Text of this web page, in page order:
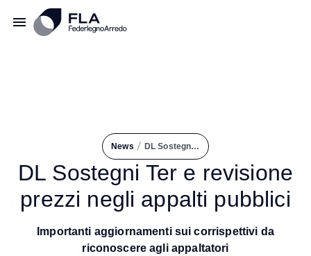
News / DL Sostegni Ter e Revisione Prezzi Negli Appalti Pubblici
DL Sostegni Ter e revisione
prezzi negli appalti pubblici
Importanti aggiornamenti sui corrispettivi da
riconoscere agli appaltatori